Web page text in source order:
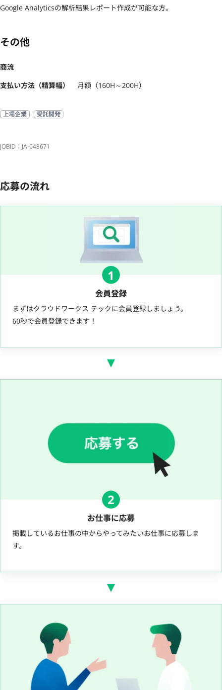
Google Analyticsの解析結果レポート作成が可能な方。
その他
商流
支払い方法（精算幅）
月額（160H～200H）
上場企業 受託開発
JOBID：JA-048671
応募の流れ
1
会員登録
まずはクラウドワークス テックに会員登録しましょう。
60秒で会員登録できます！
2
お仕事に応募
掲載しているお仕事の中からやってみたいお仕事に応募しま
す。